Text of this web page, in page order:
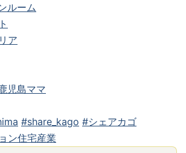
ルーム
ア
児島ママ
#share_kago #シェアカゴ
ン住宅産業